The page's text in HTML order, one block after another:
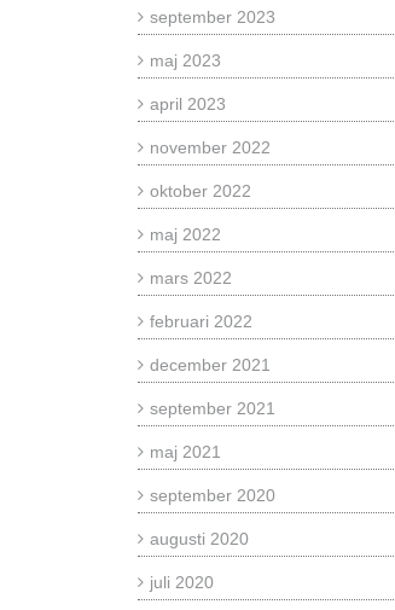
september 2023
maj 2023
april 2023
november 2022
oktober 2022
maj 2022
mars 2022
februari 2022
december 2021
september 2021
maj 2021
september 2020
augusti 2020
juli 2020